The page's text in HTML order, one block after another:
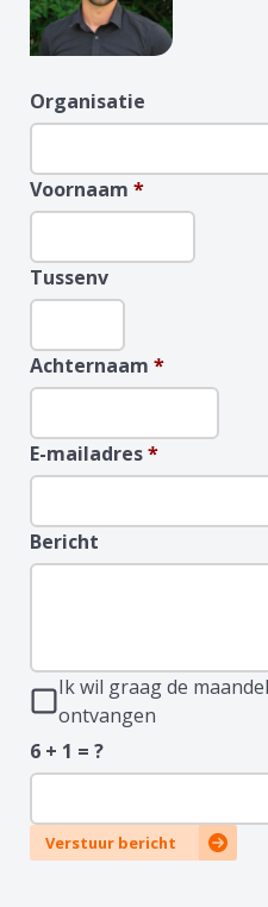
Organisatie
Voornaam *
Tussenv
Achternaam *
E-mailadres*
Bericht
Ik wil graag de
ontvangen
6 + 1 = ?
Verstuur bericht